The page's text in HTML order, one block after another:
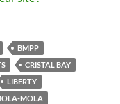
BMPP
CRISTAL BAY
LIBERTY
MOLA